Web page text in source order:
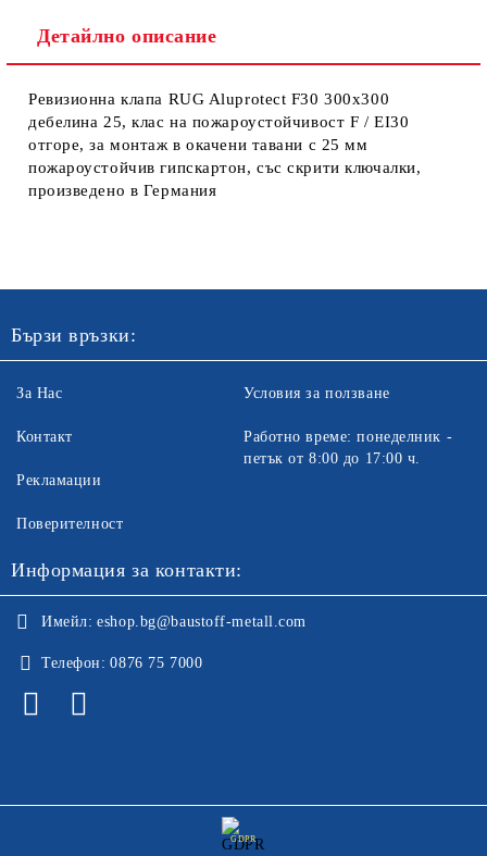
Ние ще се свържем с вас в рамките на работния ден. Крайната
цена не включва транспорт.
Детайлно описание
Ревизионна клапа RUG Aluprotect F30 300x300
дебелина 25, клас на пожароустойчивост F / EI30
отгоре, за монтаж в окачени тавани с 25 мм
пожароустойчив гипскартон, със скрити ключалки,
произведено в Германия
Бързи връзки:
За Нас
Контакт
Рекламации
Поверителност
Условия за ползване
Работно време: понеделник -
петък от 8:00 до 17:00 ч.
Информация за контакти:
Имейл: eshop.bg@baustoff-metall.com
Телефон: 0876 75 7000
GDPR